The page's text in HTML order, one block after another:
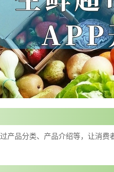
产品分类、产品介绍等，让消